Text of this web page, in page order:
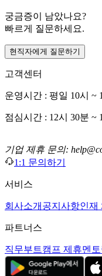
궁금증이 남았나요?
빠르게 질문하세요.
현직자에게 질문하기
고객센터
운영시간 : 평일 10시 ~
점심시간 : 12시 30분 ~
기업 제휴 문의:
1:1 문의하기
서비스
회사소개 공지사항인재
파트너스
직무부트캠프 제휴멘